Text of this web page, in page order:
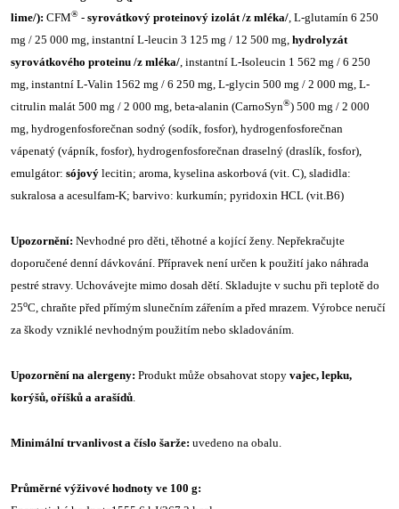
lime/): CFM® - syrovátkový proteinový izolát /z mléka/ , L-glutamín 6 250
mg / 25 000 mg, instantní L-leucin 3 125 mg / 12 500 mg, hydrolyzát
syrovátkového proteinu /z mléka/ , instantní L-Isoleucin 1 562 mg / 6 250
mg, instantní L-Valin 1562 mg / 6 250 mg, L-glycin 500 mg / 2 000 mg, L-
citrulin malát 500 mg / 2 000 mg, beta-alanin (CarnoSyn®) 500 mg / 2 000
mg, hydrogenfosforečnan sodný (sodík, fosfor), hydrogenfosforečnan
vápenatý (vápník, fosfor), hydrogenfosforečnan draselný (draslík, fosfor),
emulgátor: sójový lecitin; aroma, kyselina askorbová (vit. C), sladidla:
sukralosa a acesulfam-K; barvivo: kurkumín; pyridoxin HCL (vit.B6)
Upozornění: Nevhodné pro děti, těhotné a kojící ženy. Nepřekračujte
doporučené denní dávkování. Přípravek není určen k použití jako náhrada
pestré stravy. Uchovávejte mimo dosah dětí. Skladujte v suchu při teplotě do
25oC, chraňte před přímým slunečním zářením a před mrazem. Výrobce neručí
za škody vzniklé nevhodným použitím nebo skladováním.
Upozornění na alergeny: Produkt může obsahovat stopy vajec, lepku,
korýšů, oříšků a arašídů
Minimální trvanlivost a číslo šarže: uvedeno na obalu.
Průměrné výživové hodnoty ve 100 g: